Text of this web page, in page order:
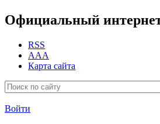
Официальный
RSS
AAA
Карта сайта
Войти